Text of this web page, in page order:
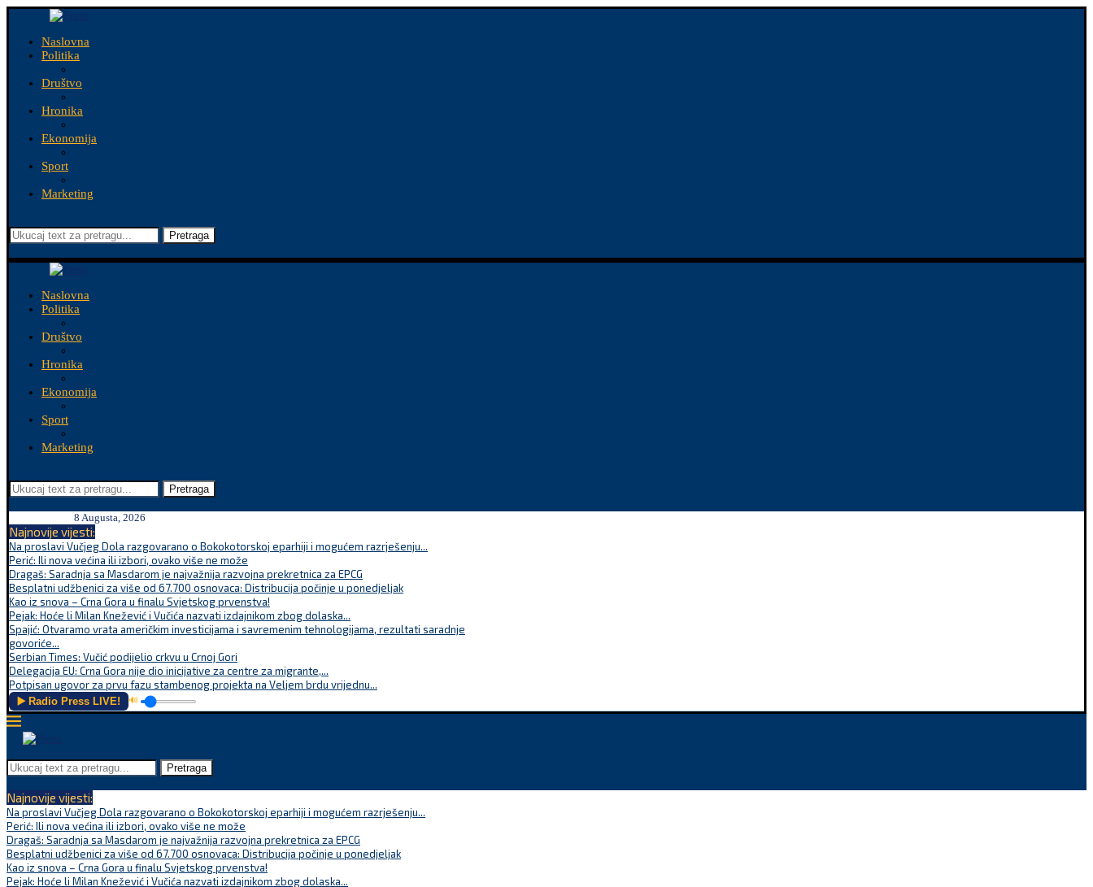
Naslovna
Politika
Društvo
Hronika
Ekonomija
Sport
Marketing
Pretraga
Naslovna
Politika
Društvo
Hronika
Ekonomija
Sport
Marketing
Pretraga
8 Augusta, 2026
Najnovije vijesti:
Na proslavi Vučjeg Dola razgovarano o Bokokotorskoj eparhiji i mogućem razrješenju...
Perić: Ili nova većina ili izbori, ovako više ne može
Dragaš: Saradnja sa Masdarom je najvažnija razvojna prekretnica za EPCG
Besplatni udžbenici za više od 67.700 osnovaca: Distribucija počinje u ponedjeljak
Kao iz snova – Crna Gora u finalu Svjetskog prvenstva!
Pejak: Hoće li Milan Knežević i Vučića nazvati izdajnikom zbog dolaska...
Spajić: Otvaramo vrata američkim investicijama i savremenim tehnologijama, rezultati saradnje
govoriće...
Serbian Times: Vučić podijelio crkvu u Crnoj Gori
Delegacija EU: Crna Gora nije dio inicijative za centre za migrante,...
Potpisan ugovor za prvu fazu stambenog projekta na Veljem brdu vrijednu...
▶️ Radio Press LIVE! 🔊
Pretraga
Najnovije vijesti:
Na proslavi Vučjeg Dola razgovarano o Bokokotorskoj eparhiji i mogućem razrješenju...
Perić: Ili nova većina ili izbori, ovako više ne može
Dragaš: Saradnja sa Masdarom je najvažnija razvojna prekretnica za EPCG
Besplatni udžbenici za više od 67.700 osnovaca: Distribucija počinje u ponedjeljak
Kao iz snova – Crna Gora u finalu Svjetskog prvenstva!
Pejak: Hoće li Milan Knežević i Vučića nazvati izdajnikom zbog dolaska...